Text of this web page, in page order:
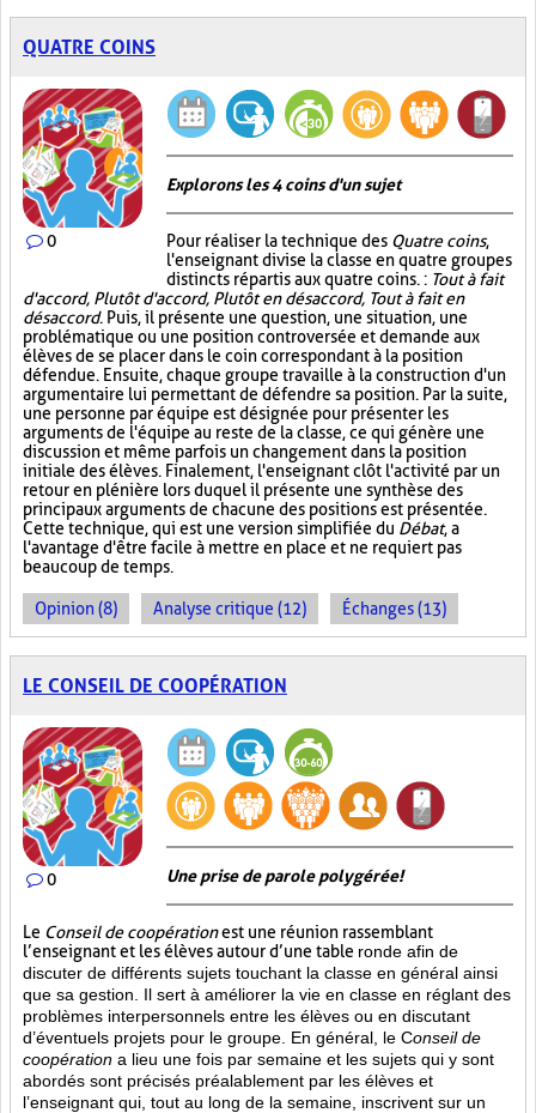
QUATRE COINS
0
Explorons les 4 coins d'un sujet
Pour réaliser la technique des Quatre coins,
l'enseignant divise la classe en quatre groupes
distincts répartis aux quatre coins. : Tout à fait
d'accord, Plutôt d'accord, Plutôt en désaccord, Tout à fait en
désaccord. Puis, il présente une question, une situation, une
problématique ou une position controversée et demande aux
élèves de se placer dans le coin correspondant à la position
défendue. Ensuite, chaque groupe travaille à la construction d'un
argumentaire lui permettant de défendre sa position. Par la suite,
une personne par équipe est désignée pour présenter les
arguments de l'équipe au reste de la classe, ce qui génère une
discussion et même parfois un changement dans la position
initiale des élèves. Finalement, l'enseignant clôt l'activité par un
retour en plénière lors duquel il présente une synthèse des
principaux arguments de chacune des positions est présentée.
Cette technique, qui est une version simplifiée du Débat, a
l'avantage d'être facile à mettre en place et ne requiert pas
beaucoup de temps.
Opinion (8) Analyse critique (12) Échanges (13)
LE CONSEIL DE COOPÉRATION
0 Une prise de parole polygérée!
Le Conseil de coopérationest une réunion rassemblant
l’enseignant et les élèves autour d’une table ronde afin de
discuter de différents sujets touchant la classe en général ainsi
que sa gestion. Il sert à améliorer la vie en classe en réglant des
problèmes interpersonnels entre les élèves ou en discutant
d’éventuels projets pour le groupe. En général, le Conseil de
coopération a lieu une fois par semaine et les sujets qui y sont
abordés sont précisés préalablement par les élèves et
l’enseignant qui, tout au long de la semaine, inscrivent sur un